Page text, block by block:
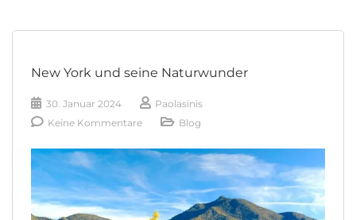
New York und seine Naturwunder
30. Januar 2024
Paolasinis
Keine Kommentare
Blog